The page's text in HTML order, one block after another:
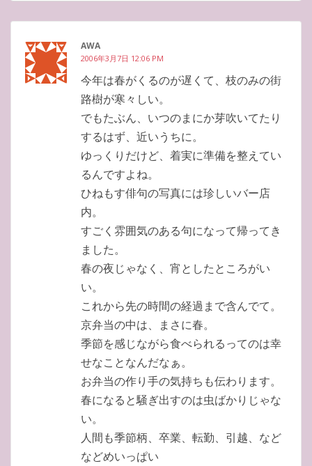
AWA
2006年3月7日 12:06 PM
今年は春がくるのが遅くて、枝のみの街
路樹が寒々しい。
でもたぶん、いつのまにか芽吹いてたり
するはず、近いうちに。
ゆっくりだけど、着実に準備を整えてい
るんですよね。
ひねもす俳句の写真には珍しいバー店
内。
すごく雰囲気のある句になって帰ってき
ました。
春の夜じゃなく、宵としたところがい
い。
これから先の時間の経過まで含んでて。
京弁当の中は、まさに春。
季節を感じながら食べられるってのは幸
せなことなんだなぁ。
お弁当の作り手の気持ちも伝わります。
春になると騒ぎ出すのは虫ばかりじゃな
い。
人間も季節柄、卒業、転勤、引越、など
などめいっぱい